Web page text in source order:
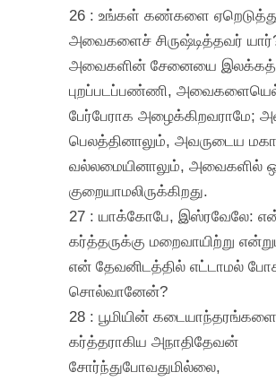
26 : உங்கள் கண்களை
அவைகளைச் சிருஷ்டித்தவர்
அவைகளின் சேனையை
புறப்படப்பண்ணி,
பேர்பேராக அழைக்கிறவராமே;
பெலத்தினாலும், அவருடைய மகா
வல்லமையினாலும், அவைகளில்
குறையாமலிருக்கிறது.
27 : யாக்கோபே, இஸ்ரவேலே:
கர்த்தருக்கு மறைவாயிற்று
என் தேவனிடத்தில் எட்டாமல்
சொல்வானேன்?
28 : பூமியின்
கர்த்தராகிய அநாதிதேவன்
சோர்ந்துபோவதுமில்லை,